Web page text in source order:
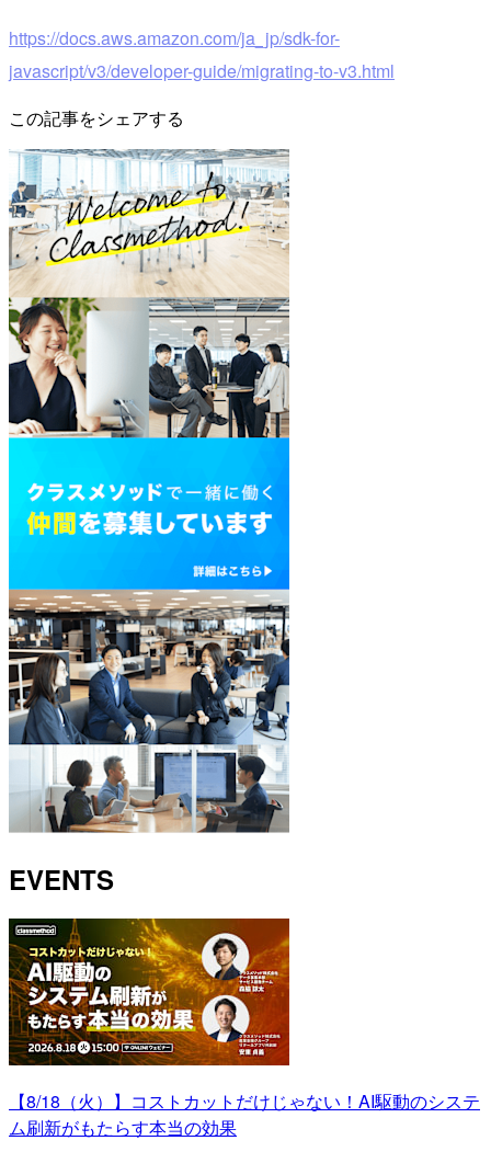
https://docs.aws.amazon.com/ja_jp/sdk-for-
javascript/v3/developer-guide/migrating-to-v3.html
この記事をシェアする
EVENTS
【8/18（火）】コストカットだけじゃない！AI駆動のシステ
ム刷新がもたらす本当の効果